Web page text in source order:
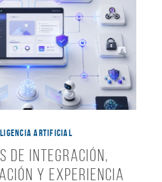
ARTIFICIAL
de integración,
y experiencia